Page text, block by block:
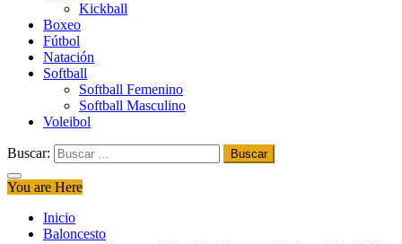
Kickball​
Boxeo
Fútbol
Natación​
Softball​
Softball​ Femenino
Softball​ Masculino
Voleibol​
Buscar:
You are Here
Inicio
Baloncesto